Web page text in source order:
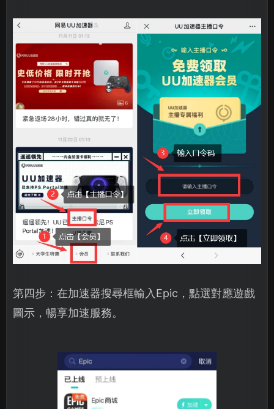
第四步：在加速器搜尋框輸入Epic，點選對應遊戲
圖示，暢享加速服務。